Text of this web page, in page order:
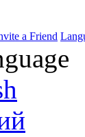
a Friend